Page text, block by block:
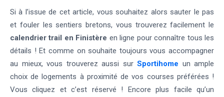
Si à l’issue de cet article, vous souhaitez alors sauter le pas
et fouler les sentiers bretons, vous trouverez facilement le
calendrier trail en Finistère en ligne pour connaître tous les
détails ! Et comme on souhaite toujours vous accompagner
au mieux, vous trouverez aussi sur Sportihome un ample
choix de logements à proximité de vos courses préférées !
Vous cliquez et c’est réservé ! Encore plus facile qu’un